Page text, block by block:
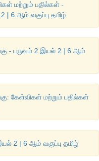
இருப்பதை அறிந்த
மற்றும் பதில்கள் -
| 6 ஆம் வகுப்பு தமிழ்
- பருவம் 2 இயல் 2 | 6 ஆம்
கேள்விகள் மற்றும் பதில்கள்
2 | 6 ஆம் வகுப்பு தமிழ்